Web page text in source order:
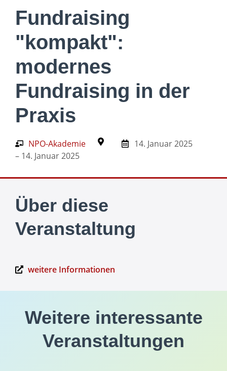
Fundraising
"kompakt":
modernes
Fundraising in der
Praxis
NPO-Akademie
14. Januar 2025
– 14. Januar 2025
Über diese
Veranstaltung
weitere Informationen
Weitere interessante
Veranstaltungen